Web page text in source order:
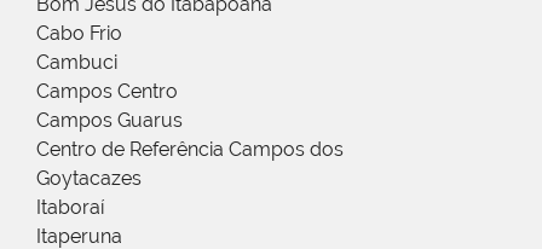
Cabo Frio
Cambuci
Campos Centro
Campos Guarus
Centro de Referência Campos dos
Goytacazes
Itaboraí
Itaperuna